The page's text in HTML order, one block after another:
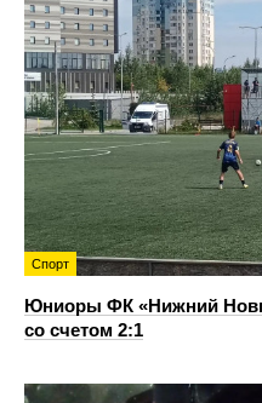
Спорт
Юниоры ФК «Нижний
со счетом 2:1